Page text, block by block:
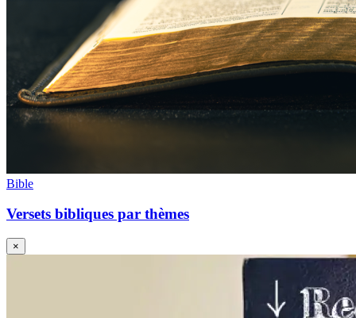
Bible
Versets bibliques par thèmes
×